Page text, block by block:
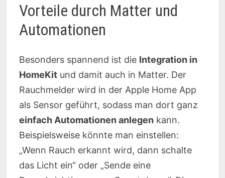
Vorteile durch Matter und
Automationen
Besonders spannend ist die Integration in
HomeKitund damit auch in Matter. Der
Rauchmelder wird in der Apple Home App
als Sensor geführt, sodass man dort ganz
einfach Automationen anlegen kann.
Beispielsweise könnte man einstellen:
„Wenn Rauch erkannt wird, dann schalte
das Licht ein“ oder „Sende eine